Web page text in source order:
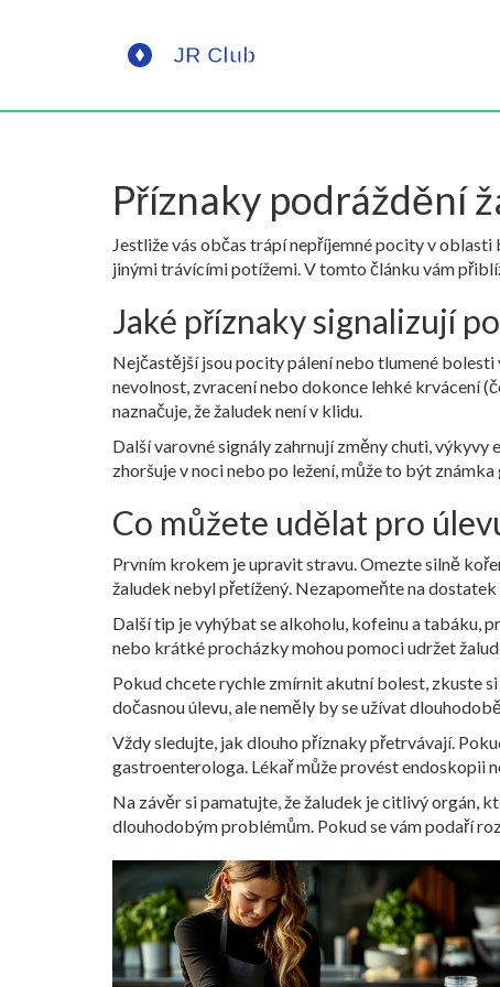
Příznaky podráždění
Jestliže vás občas trápí nepříjemné pocity v
jinými trávícími potížemi. V tomto článku vám
Jaké příznaky signalizují
Nejčastější jsou pocity pálení nebo tlumené
nevolnost, zvracení nebo dokonce lehké krvácení
naznačuje, že žaludek není v klidu.
Další varovné signály zahrnují změny chuti,
zhoršuje v noci nebo po ležení, může to být
Co můžete udělat pro
Prvním krokem je upravit stravu. Omezte silně
žaludek nebyl přetížený. Nezapomeňte na
Další tip je vyhýbat se alkoholu, kofeinu a tabáku,
nebo krátké procházky mohou pomoci udržet
Pokud chcete rychle zmírnit akutní bolest, zkuste
dočasnou úlevu, ale neměly by se užívat
Vždy sledujte, jak dlouho příznaky přetrvávají.
gastroenterologa. Lékař může provést endoskopii
Na závěr si pamatujte, že žaludek je citlivý orgán,
dlouhodobým problémům. Pokud se vám podaří